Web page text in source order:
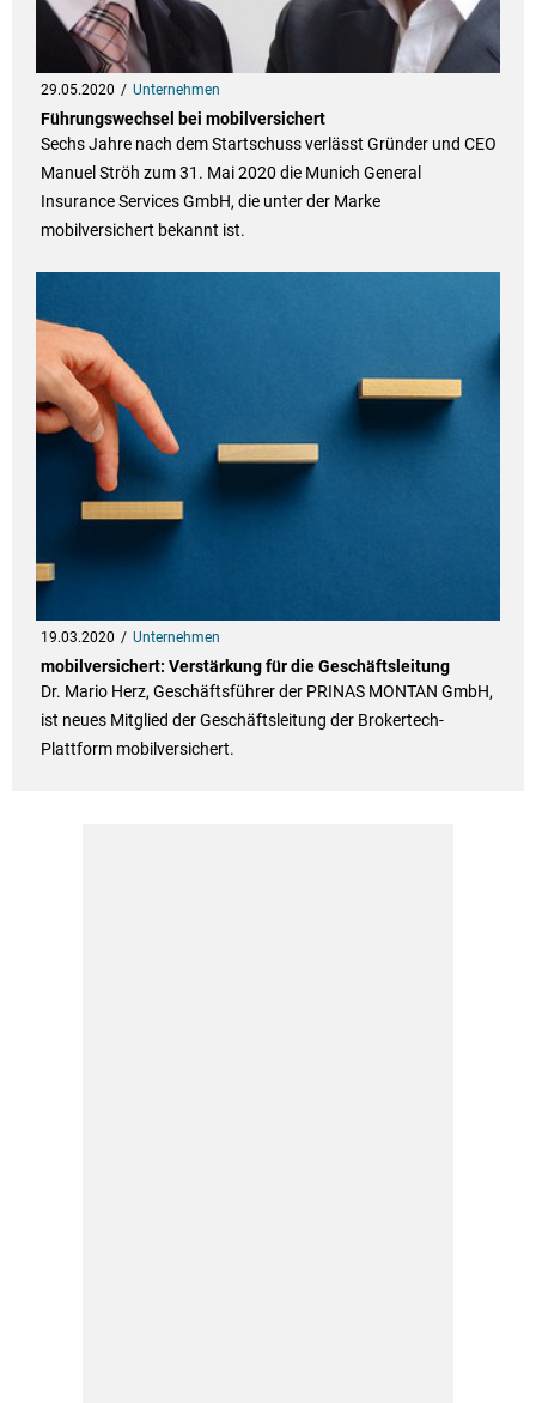
29.05.2020 Unternehmen
Führungswechsel bei mobilversichert
Sechs Jahre nach dem Startschuss verlässt Gründer und CEO
Manuel Ströh zum 31. Mai 2020 die Munich General
Insurance Services GmbH, die unter der Marke
mobilversichert bekannt ist.
19.03.2020 Unternehmen
mobilversichert: Verstärkung für die Geschäftsleitung
Dr. Mario Herz, Geschäftsführer der PRINAS MONTAN GmbH,
ist neues Mitglied der Geschäftsleitung der Brokertech-
Plattform mobilversichert.